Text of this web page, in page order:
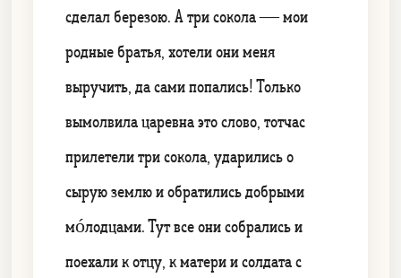
сделал березою. А три сокола — мои
родные братья, хотели они меня
выручить, да сами попались! Только
вымолвила царевна это слово, тотчас
прилетели три сокола, ударились о
сырую землю и обратились добрыми
мóлодцами. Тут все они собрались и
поехали к отцу, к матери и солдата с